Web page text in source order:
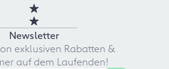
Newsletter
exklusiven Rabatten &
auf dem Laufenden!